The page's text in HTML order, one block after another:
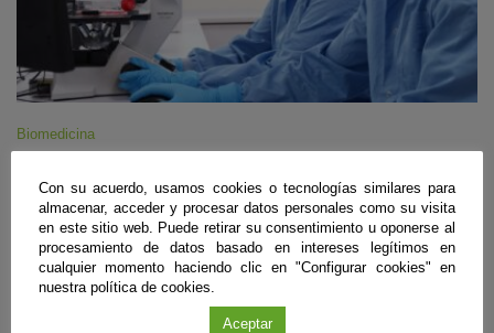
Biomedicina
Diseñan unas ‘tijeras moleculares’ que frenan
la infección del VIH en células de laboratorio
Granada|09 de agosto de 2026
Un equipo internacional del que forma parte el Instituto de Parasitología
y Biomedicina ‘López-Neyra’ (IPBLN-CSIC) ha empleado edición
genética para eliminar gran parte del ADN infeccioso en hasta el 97%
Con su acuerdo, usamos cookies o tecnologías similares para
almacenar, acceder y procesar datos personales como su visita
en este sitio web. Puede retirar su consentimiento u oponerse al
procesamiento de datos basado en intereses legítimos en
cualquier momento haciendo clic en "Configurar cookies" en
nuestra política de cookies.
Aceptar